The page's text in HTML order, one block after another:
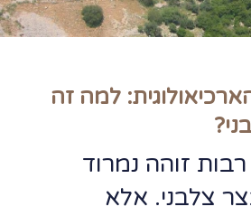
למה זה
זוהה נמרוד
צלבני. אלא